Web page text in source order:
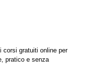
corsi gratuiti online per
pratico e senza